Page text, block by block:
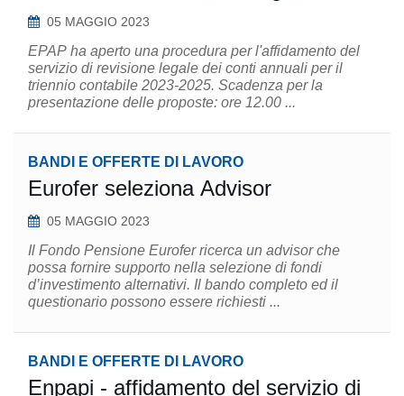
05 MAGGIO 2023
EPAP ha aperto una procedura per l'affidamento del
servizio di revisione legale dei conti annuali per il
triennio contabile 2023-2025. Scadenza per la
presentazione delle proposte: ore 12.00 ...
BANDI E OFFERTE DI LAVORO
Eurofer seleziona Advisor
05 MAGGIO 2023
Il Fondo Pensione Eurofer ricerca un advisor che
possa fornire supporto nella selezione di fondi
d’investimento alternativi. Il bando completo ed il
questionario possono essere richiesti ...
BANDI E OFFERTE DI LAVORO
Enpapi - affidamento del servizio di